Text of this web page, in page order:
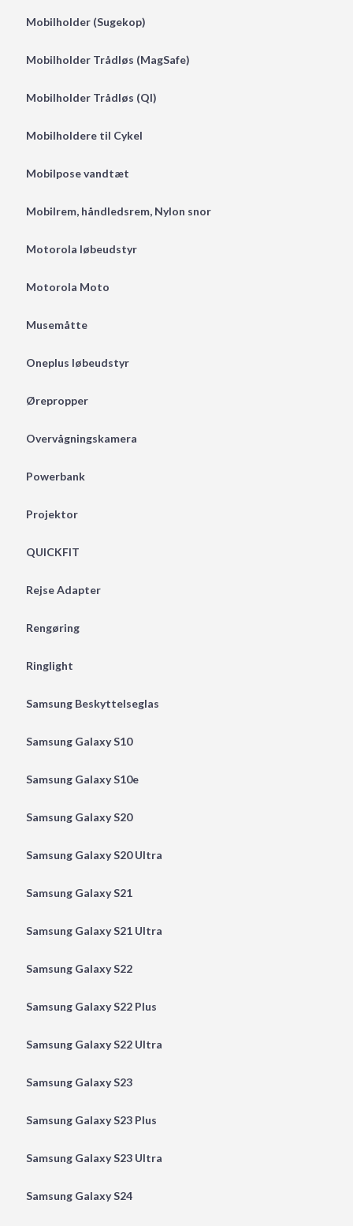
Mobilholder (Sugekop)
Mobilholder Trådløs (MagSafe)
Mobilholder Trådløs (QI)
Mobilholdere til Cykel
Mobilpose vandtæt
Mobilrem, håndledsrem, Nylon snor
Motorola løbeudstyr
Motorola Moto
Musemåtte
Oneplus løbeudstyr
Ørepropper
Overvågningskamera
Powerbank
Projektor
QUICKFIT
Rejse Adapter
Rengøring
Ringlight
Samsung Beskyttelseglas
Samsung Galaxy S10
Samsung Galaxy S10e
Samsung Galaxy S20
Samsung Galaxy S20 Ultra
Samsung Galaxy S21
Samsung Galaxy S21 Ultra
Samsung Galaxy S22
Samsung Galaxy S22 Plus
Samsung Galaxy S22 Ultra
Samsung Galaxy S23
Samsung Galaxy S23 Plus
Samsung Galaxy S23 Ultra
Samsung Galaxy S24